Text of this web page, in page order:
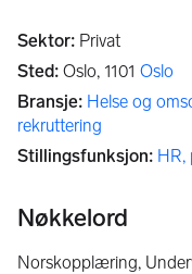
Sektor: Privat
Sted: Oslo, 1101 Oslo
Bransje: Helse og
rekruttering
Stillingsfunksjon: HR,
Nøkkelord
norskopplæring, Undervisning, Jobbveiledning, Pedagog,